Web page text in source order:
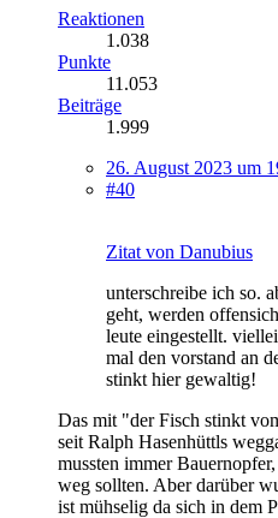
Reaktionen
1.038
Punkte
11.053
Beiträge
1.999
26. August 2023 um
#40
Zitat von Danubius
unterschreibe ich so.
geht, werden
leute eingestellt.
mal den vorstand an
stinkt hier gewaltig!
Das mit "der Fisch stinkt
seit Ralph Hasenhüttls
mussten immer
weg sollten. Aber darüber
ist mühselig da sich in dem